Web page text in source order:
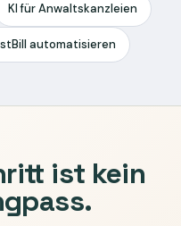
KI für Anwaltskanzleien
automatisieren
ist kein